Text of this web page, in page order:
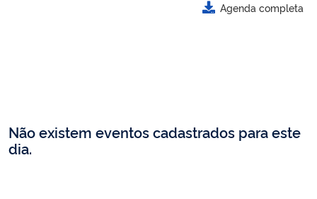
Agenda completa
Não existem eventos cadastrados para este
dia.